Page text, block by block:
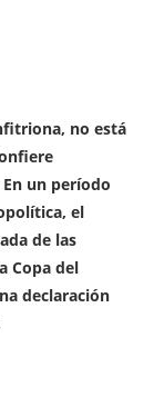
no está
un período
el
de las
Copa del
declaración